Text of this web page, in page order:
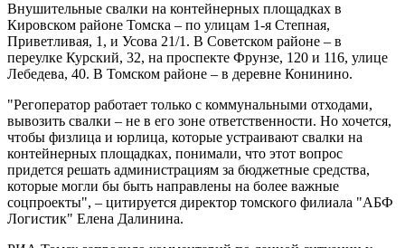
Внушительные свалки на контейнерных площадках в
Кировском районе Томска – по улицам 1-я Степная,
Приветливая, 1, и Усова 21/1. В Советском районе – в
переулке Курский, 32, на проспекте Фрунзе, 120 и 116, улице
Лебедева, 40. В Томском районе – в деревне Конинино.
"Регоператор работает только с коммунальными отходами,
вывозить свалки – не в его зоне ответственности. Но хочется,
чтобы физлица и юрлица, которые устраивают свалки на
контейнерных площадках, понимали, что этот вопрос
придется решать администрациям за бюджетные средства,
которые могли бы быть направлены на более важные
соцпроекты", – цитируется директор томского филиала "АБФ
Логистик" Елена Далинина.